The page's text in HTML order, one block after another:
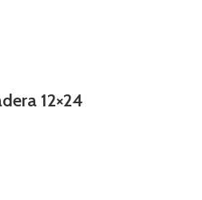
12×24